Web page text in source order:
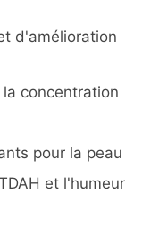
d'amélioration
concentration
pour la peau
et l'humeur